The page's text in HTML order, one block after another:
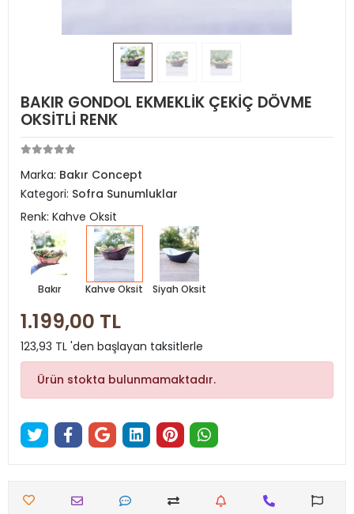
BAKIR GONDOL EKMEKLİK ÇEKİÇ DÖVME
OKSİTLİ RENK
Marka: Bakır Concept
Kategori: Sofra Sunumluklar
Renk: Kahve Oksit
Bakır Kahve Oksit Siyah Oksit
1.199,00 TL
123,93 TL 'den başlayan taksitlerle
Ürün stokta bulunmamaktadır.